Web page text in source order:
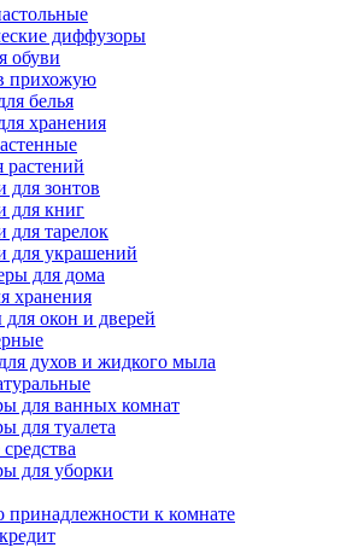
диффузоры
обуви
прихожую
белья
хранения
растений
для зонтов
для книг
для тарелок
для украшений
для дома
хранения
окон и дверей
духов и жидкого мыла
для ванных комнат
для туалета
для уборки
принадлежности к комнате